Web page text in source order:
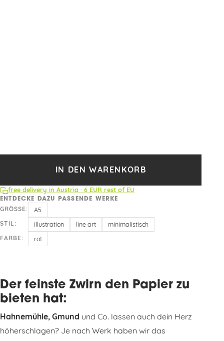
IN DEN WARENKORB
free delivery in Austria · 6 EUR rest of EU
ENTDECKE DAZU PASSENDE WERKE
GRÖSSE:
A5
STIL: illustration line art minimalistisch
FARBE: rot
Der feinste Zwirn den Papier zu
bieten hat:
Hahnemühle, Gmund und Co. lassen auch dein Herz
höherschlagen? Je nach Werk haben wir das